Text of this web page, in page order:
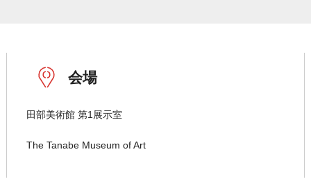
会場
田部美術館 第1展示室
The Tanabe Museum of Art